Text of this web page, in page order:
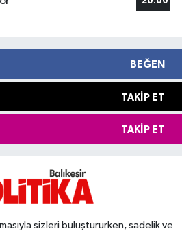
BEĞEN
TAKIP ET
TAKIP ET
sizleri buluştururken, sadelik ve